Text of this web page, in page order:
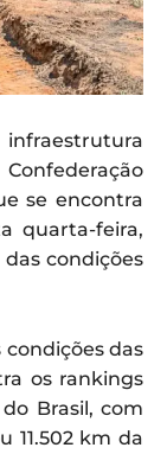
se encontra
quarta-feira,
condições
condições das
os rankings
Brasil, com
11.502 km da